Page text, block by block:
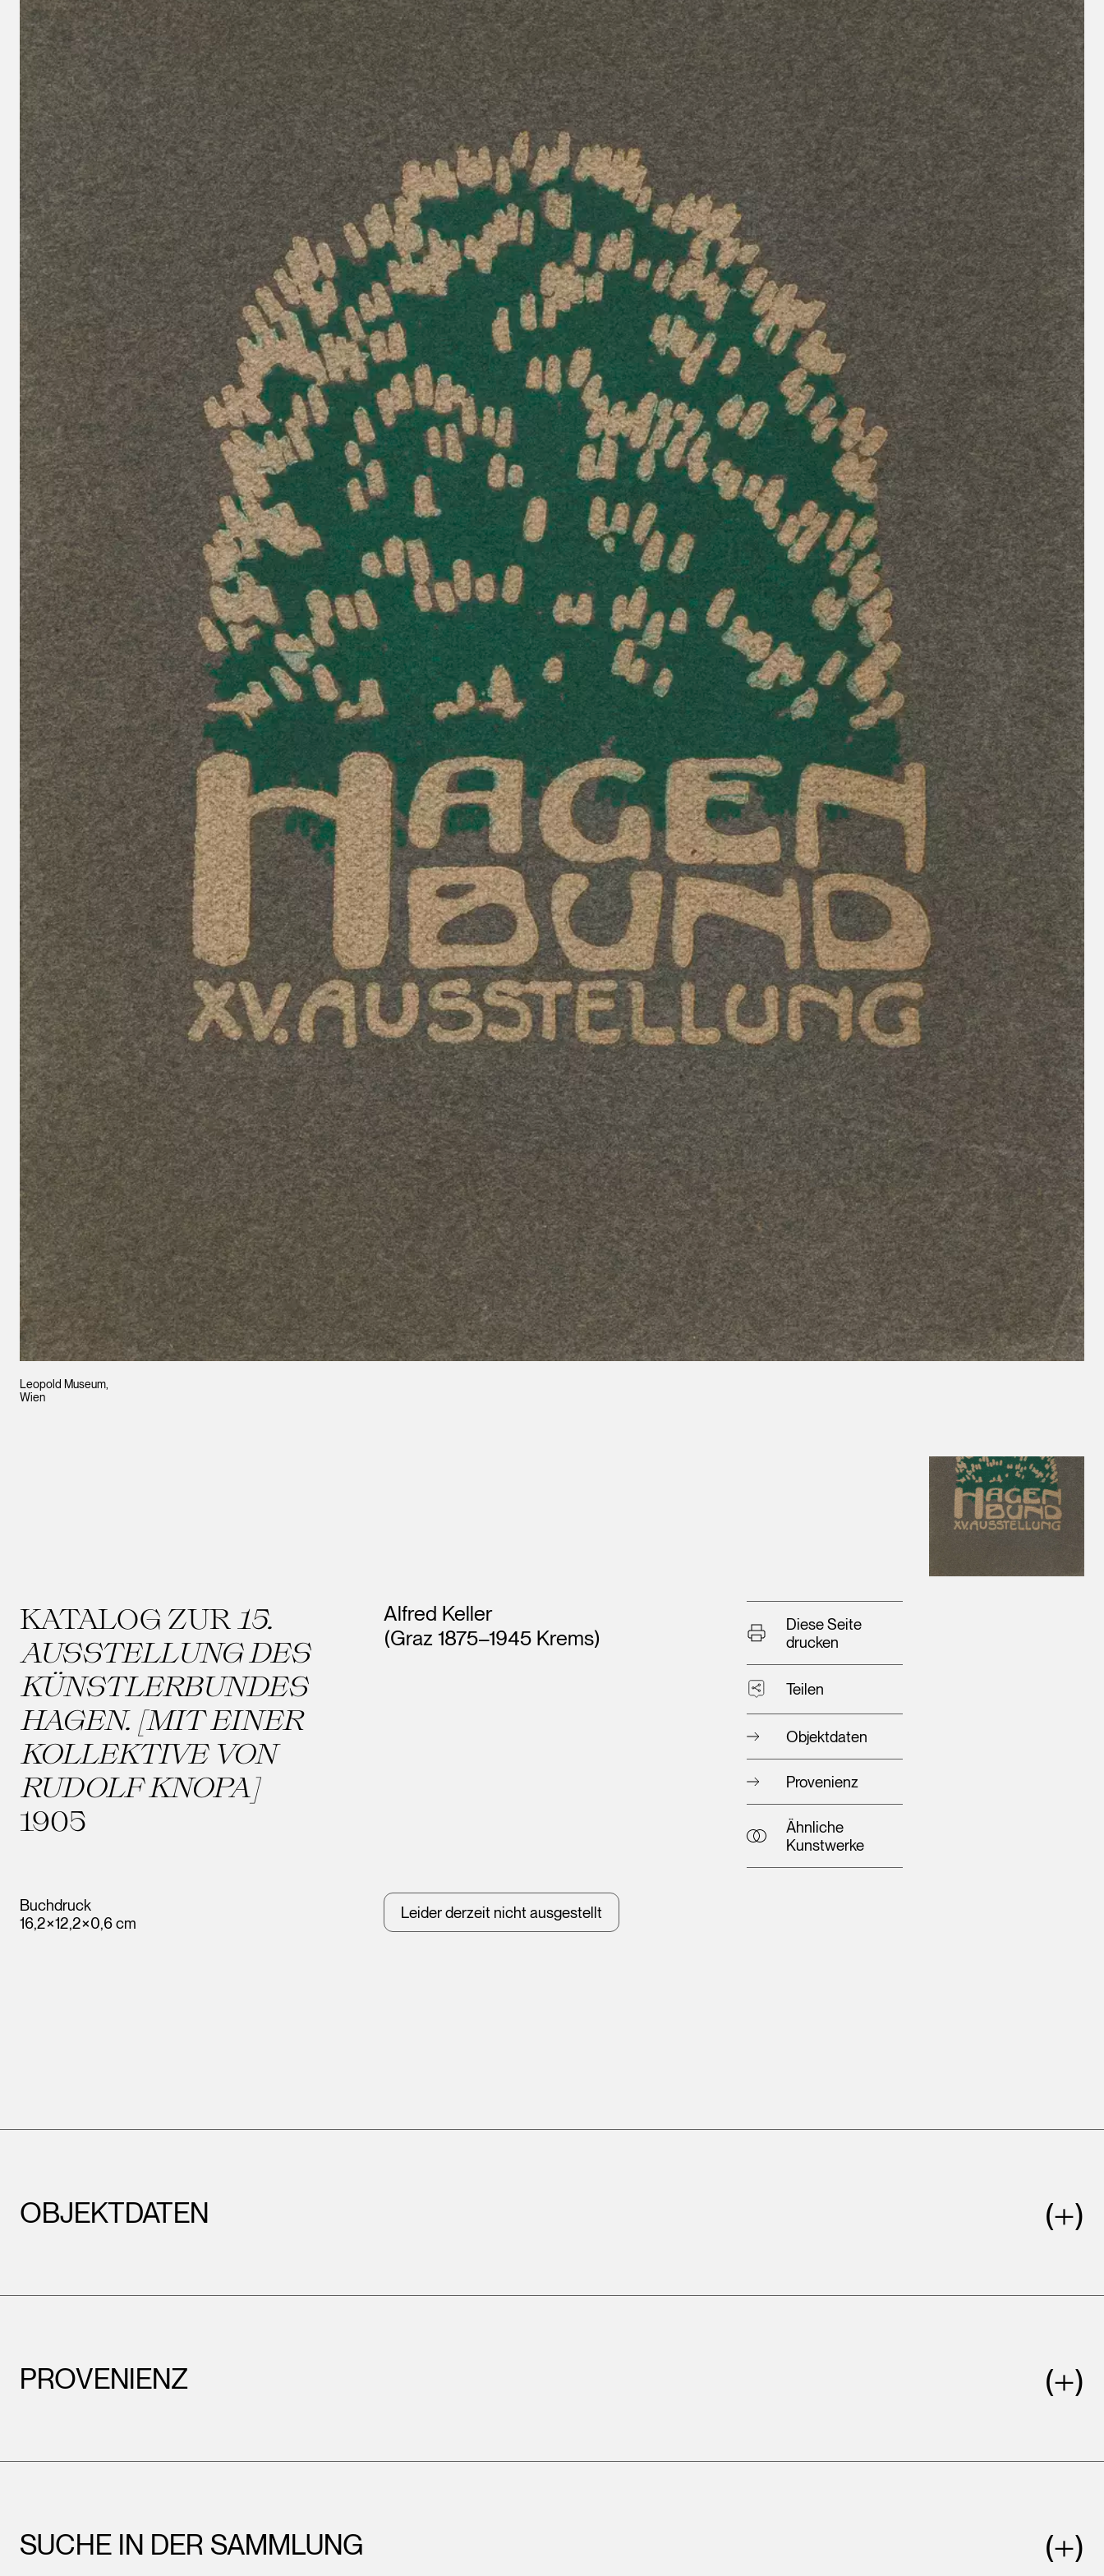
Leopold Museum,
Wien
KATALOG ZUR 15.
AUSSTELLUNG DES
KÜNSTLERBUNDES
HAGEN. [MIT EINER
KOLLEKTIVE VON
RUDOLF KNOPA]
1905
Buchdruck
16,2×12,2×0,6 cm
Künstler*innen
Alfred Keller
(Graz 1875–1945 Krems)
Leider derzeit nicht ausgestellt
Diese Seite
drucken
Teilen
Objektdaten
Provenienz
Ähnliche
Kunstwerke
OBJEKTDATEN
PROVENIENZ
SUCHE IN DER SAMMLUNG